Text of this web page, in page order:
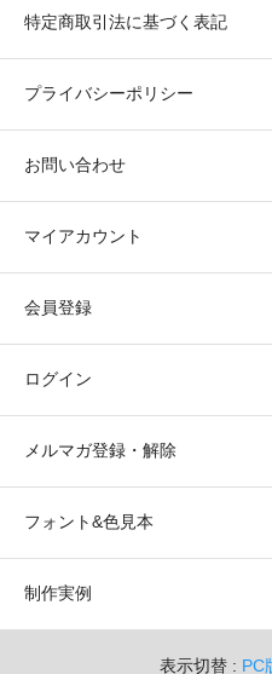
特定商取引法に基づく表記
プライバシーポリシー
お問い合わせ
マイアカウント
会員登録
ログイン
メルマガ登録・解除
フォント&色見本
制作実例
表示切替 : PC